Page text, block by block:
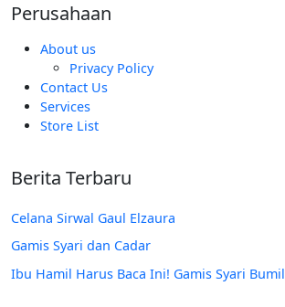
Perusahaan
About us
Privacy Policy
Contact Us
Services
Store List
Berita Terbaru
Celana Sirwal Gaul Elzaura
Gamis Syari dan Cadar
Ibu Hamil Harus Baca Ini! Gamis Syari Bumil